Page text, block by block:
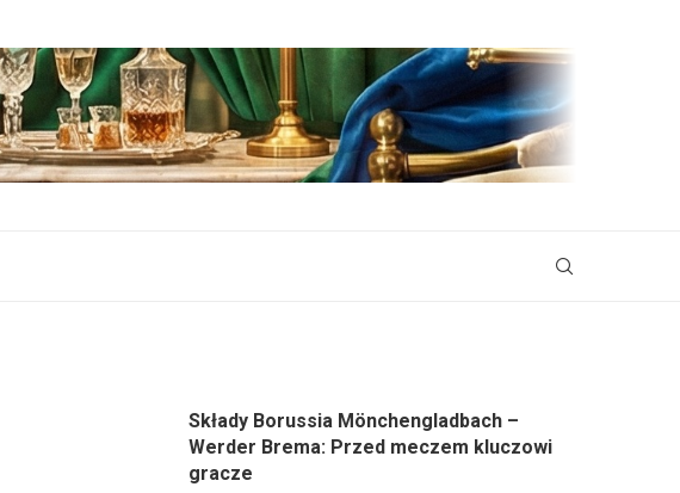
Składy Borussia Mönchengladbach –
Werder Brema: Przed meczem kluczowi
gracze